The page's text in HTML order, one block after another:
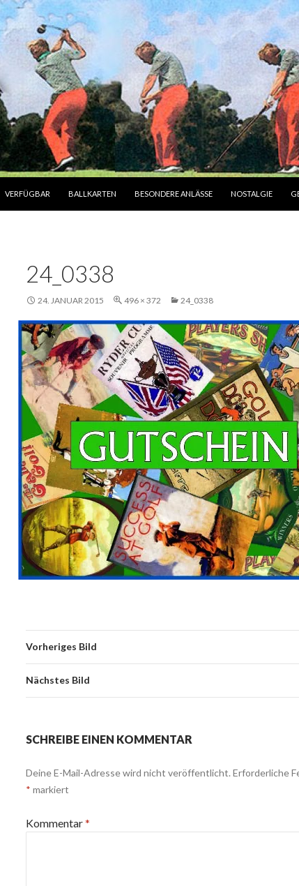
VERFÜGBAR BALLKARTEN BESONDERE ANLÄSSE NOSTALGIE
24_0338
24. JANUAR 2015 496 × 372 24_0338
Vorheriges Bild
Nächstes Bild
SCHREIBE EINEN KOMMENTAR
Deine E-Mail-Adresse wird nicht veröffentlicht. Erforderliche
* markiert
Kommentar*